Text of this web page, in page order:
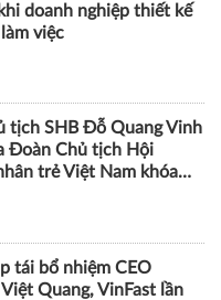
doanh nghiệp thiết kế
việc
tịch SHB Đỗ Quang Vinh
Đoàn Chủ tịch Hội
trẻ Việt Nam khóa
tái bổ nhiệm CEO
Việt Quang, VinFast lần